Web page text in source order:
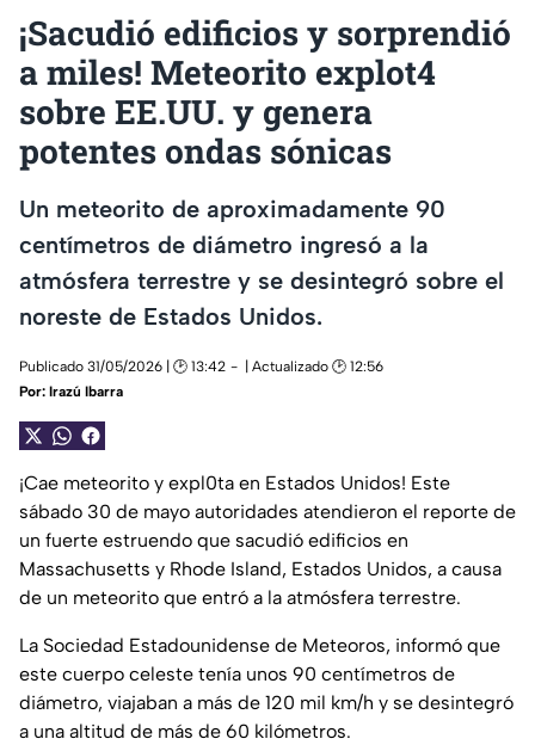
¡Sacudió edificios y sorprendió
a miles! Meteorito explot4
sobre EE.UU. y genera
potentes ondas sónicas
Un meteorito de aproximadamente 90
centímetros de diámetro ingresó a la
atmósfera terrestre y se desintegró sobre el
noreste de Estados Unidos.
Publicado 31/05/2026 | 🕑 13:42
| Actualizado 🕑 12:56
Por: Irazú Ibarra
¡Cae meteorito y expl0ta en Estados Unidos! Este
sábado 30 de mayo autoridades atendieron el reporte de
un fuerte estruendo que sacudió edificios en
Massachusetts y Rhode Island, Estados Unidos, a causa
de un meteorito que entró a la atmósfera terrestre.
La Sociedad Estadounidense de Meteoros, informó que
este cuerpo celeste tenía unos 90 centímetros de
diámetro, viajaban a más de 120 mil km/h y se desintegró
a una altitud de más de 60 kilómetros.